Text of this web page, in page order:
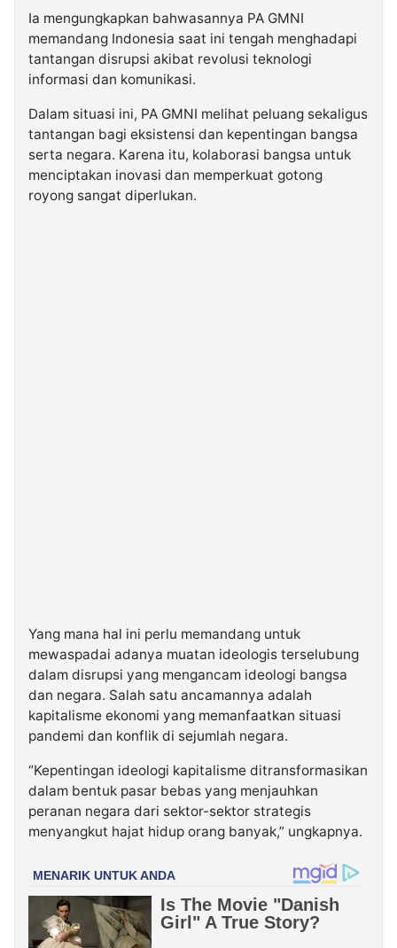
Ia mengungkapkan bahwasannya PA GMNI
memandang Indonesia saat ini tengah menghadapi
tantangan disrupsi akibat revolusi teknologi
informasi dan komunikasi.
Dalam situasi ini, PA GMNI melihat peluang sekaligus
tantangan bagi eksistensi dan kepentingan bangsa
serta negara. Karena itu, kolaborasi bangsa untuk
menciptakan inovasi dan memperkuat gotong
royong sangat diperlukan.
Yang mana hal ini perlu memandang untuk
mewaspadai adanya muatan ideologis terselubung
dalam disrupsi yang mengancam ideologi bangsa
dan negara. Salah satu ancamannya adalah
kapitalisme ekonomi yang memanfaatkan situasi
pandemi dan konflik di sejumlah negara.
“Kepentingan ideologi kapitalisme ditransformasikan
dalam bentuk pasar bebas yang menjauhkan
peranan negara dari sektor-sektor strategis
menyangkut hajat hidup orang banyak,” ungkapnya.